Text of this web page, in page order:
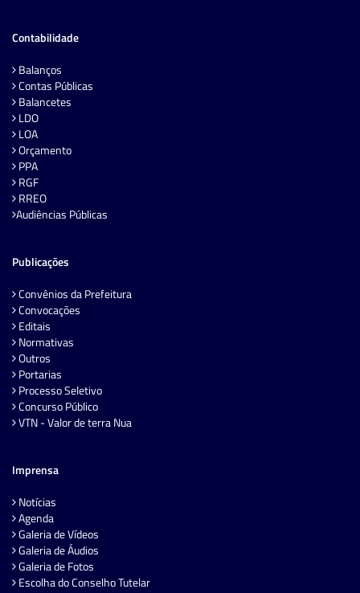
Contabilidade
Balanços
Contas Públicas
Balancetes
LDO
LOA
Orçamento
PPA
RGF
RREO
Audiências Públicas
Publicações
Convênios da Prefeitura
Convocações
Editais
Normativas
Outros
Portarias
Processo Seletivo
Concurso Público
VTN - Valor de terra Nua
Imprensa
Notícias
Agenda
Galeria de Vídeos
Galeria de Áudios
Galeria de Fotos
Escolha do Conselho Tutelar